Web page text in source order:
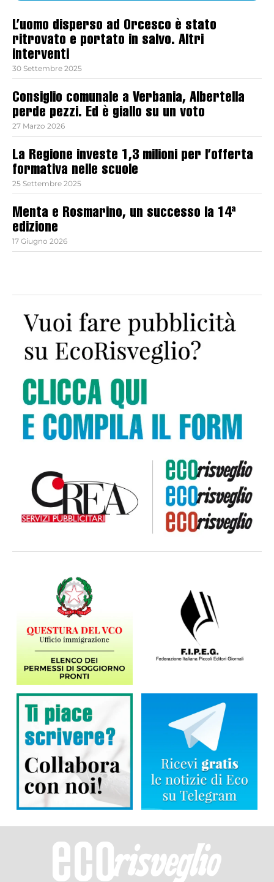
L’uomo disperso ad Orcesco è stato
ritrovato e portato in salvo. Altri
interventi
30 Settembre 2025
Consiglio comunale a Verbania, Albertella
perde pezzi. Ed è giallo su un voto
27 Marzo 2026
La Regione investe 1,3 milioni per l’offerta
formativa nelle scuole
25 Settembre 2025
Menta e Rosmarino, un successo la 14ª
edizione
17 Giugno 2026